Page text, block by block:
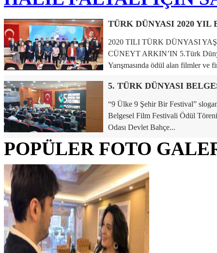
2020 TILI TÜRK DÜNYASI
CÜNEYT ARKIN’IN 5.Türk
Yarışmasında ödül alan filmler ve
“9 Ülke 9 Şehir Bir Festival”
Belgesel Film Festivali Ödül
Odası Devlet Bahçe...
POPÜLER FOTO